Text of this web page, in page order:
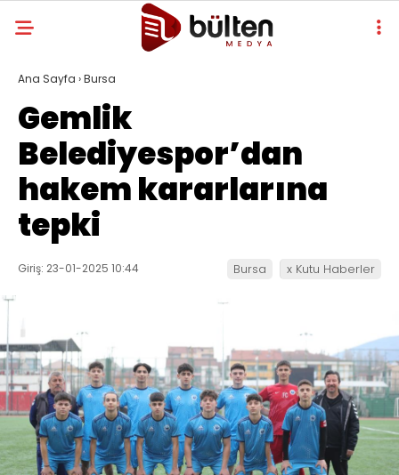
Ana Sayfa ›Bursa
Gemlik
Belediyespor’dan
hakem kararlarına
tepki
Giriş: 23-01-2025 10:44 Bursa x Kutu Haberler